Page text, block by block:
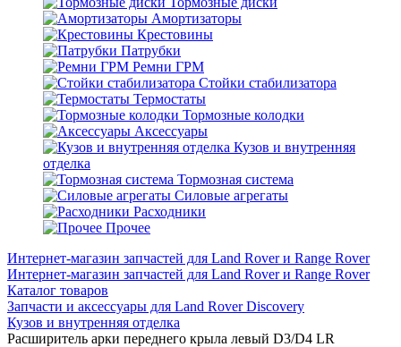
Амортизаторы
Крестовины
Патрубки
Ремни ГРМ
Стойки стабилизатора
Термостаты
Тормозные колодки
Аксессуары
Кузов и внутренняя
отделка
Тормозная система
Силовые агрегаты
Расходники
Прочее
Интернет-магазин запчастей для Land Rover и Range Rover
Интернет-магазин запчастей для Land Rover и Range Rover
Каталог товаров
Запчасти и аксессуары для Land Rover Discovery
Кузов и внутренняя отделка
Расширитель арки переднего крыла левый D3/D4 LR